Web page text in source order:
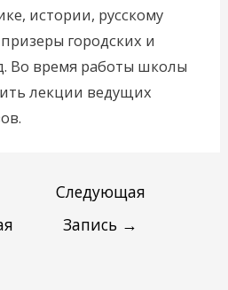
истории, русскому
городских и
Во время работы школы
лекции ведущих
Следующая
Запись →